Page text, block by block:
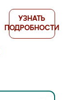
УЗНАТЬ
ПОДРОБНОСТИ